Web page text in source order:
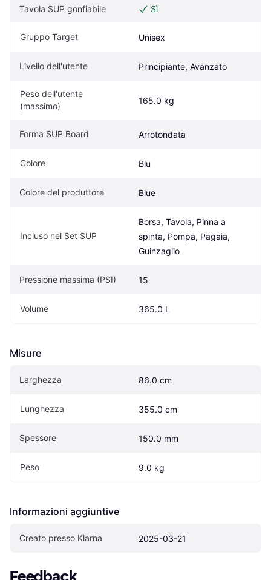
Tavola SUP gonfiabile Sì
Gruppo Target Unisex
Livello dell'utente Principiante, Avanzato
Peso dell'utente
(massimo)
165.0 kg
Forma SUP Board Arrotondata
Colore Blu
Colore del produttore Blue
Incluso nel Set SUP
Borsa, Tavola, Pinna a
spinta, Pompa, Pagaia,
Guinzaglio
Pressione massima (PSI) 15
Volume 365.0 L
Misure
Larghezza 86.0 cm
Lunghezza 355.0 cm
Spessore 150.0 mm
Peso 9.0 kg
Informazioni aggiuntive
Creato presso Klarna 2025-03-21